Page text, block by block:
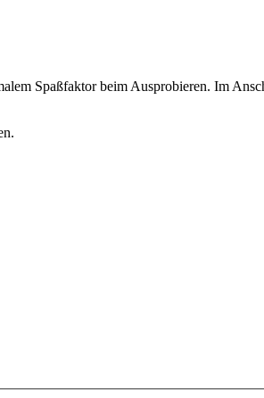
Spaßfaktor beim Ausprobieren. Im